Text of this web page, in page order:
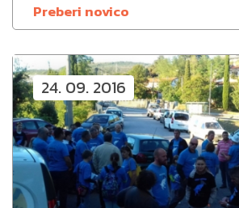
Preberi novico
24. 09. 2016